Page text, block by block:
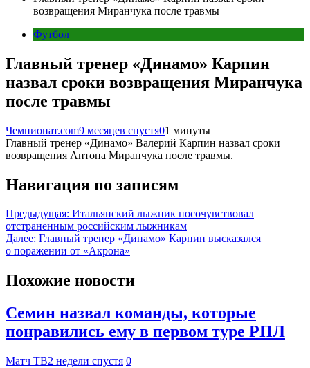
возвращения Миранчука после травмы
Футбол
Главный тренер «Динамо» Карпин
назвал сроки возвращения Миранчука
после травмы
Чемпионат.com9 месяцев спустя01 минуты
Главный тренер «Динамо» Валерий Карпин назвал сроки
возвращения Антона Миранчука после травмы.
Навигация по записям
Предыдущая: Итальянский лыжник посочувствовал
отстраненным российским лыжникам
Далее: Главный тренер «Динамо» Карпин высказался
о поражении от «Акрона»
Похожие новости
Семин назвал команды, которые
понравились ему в первом туре РПЛ
Матч ТВ2 недели спустя 0